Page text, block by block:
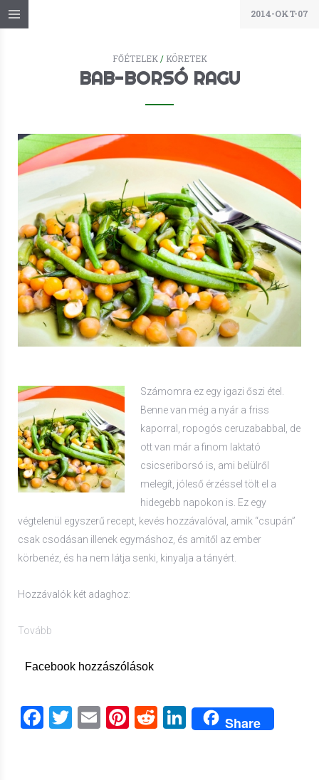
2014-OKT-07
FŐÉTELEK/ KÖRETEK
BAB-BORSÓ RAGU
Számomra ez egy igazi őszi étel.
Benne van még a nyár a friss
kaporral, ropogós ceruzababbal, de
ott van már a finom laktató
csicseriborsó is, ami belülről
melegít, jóleső érzéssel tölt el a
hidegebb napokon is. Ez egy
végtelenül egyszerű recept, kevés hozzávalóval, amik “csupán”
csak csodásan illenek egymáshoz, és amitől az ember
körbenéz, és ha nem látja senki, kinyalja a tányért.
Hozzávalók két adaghoz:
Tovább
Facebook hozzászólások
Facebook
Twitter
EmailPinterest
RedditLinkedIn
Share